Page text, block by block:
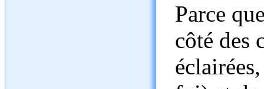
Parce
côté des